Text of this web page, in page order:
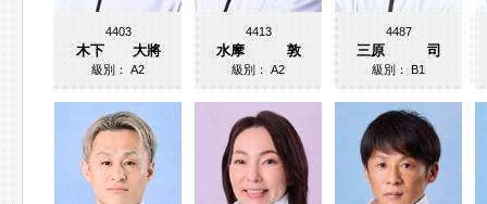
4403
木下 大將
級別：A2
4413
水摩 敦
級別：A2
4487
三原 司
級別：B1